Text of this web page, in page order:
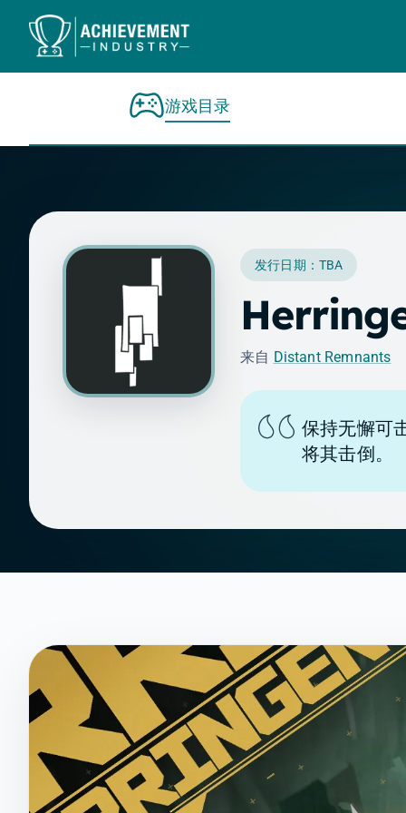
跳转到内容
游戏目录
发行日期：TBA
来自 Distant Remnants
保持无懈可
将其击倒。